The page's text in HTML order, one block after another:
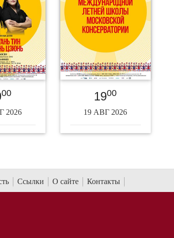
00
2026
1900
19 АВГ 2026
Ссылки О сайте Контакты